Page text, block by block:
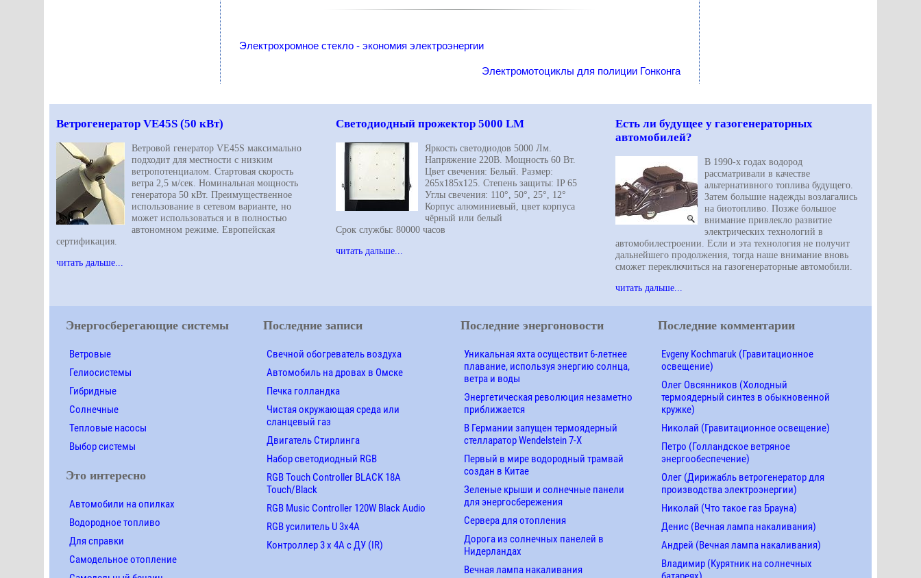
Электрохромное стекло - экономия электроэнергии
Электромотоциклы для полиции Гонконга
Ветрогенератор VE45S (50 кВт)
Ветровой генератор VE45S максимально
подходит для местности с низким
ветропотенциалом. Стартовая скорость
ветра 2,5 м/сек. Номинальная мощность
генератора 50 кВт. Преимущественное
использование в сетевом варианте, но
может использоваться и в полностью
автономном режиме. Европейская
сертификация.
читать дальше...
Светодиодный прожектор 5000 LM
Яркость светодиодов 5000 Лм.
Напряжение 220В. Мощность 60 Вт.
Цвет свечения: Белый. Размер:
265х185х125. Степень защиты: IP 65
Углы свечения: 110°, 50°, 25°, 12°
Корпус алюминиевый, цвет корпуса
чёрный или белый
Срок службы: 80000 часов
читать дальше...
Есть ли будущее у газогенераторных
автомобилей?
В 1990-х годах водород
рассматривали в качестве
альтернативного топлива будущего.
Затем большие надежды возлагались
на биотопливо. Позже большое
внимание привлекло развитие
электрических технологий в
автомобилестроении. Если и эта технология не получит
дальнейшего продолжения, тогда наше внимание вновь
сможет переключиться на газогенераторные автомобили.
читать дальше...
Энергосберегающие системы
Ветровые
Гелиосистемы
Гибридные
Солнечные
Тепловые насосы
Выбор системы
Это интересно
Автомобили на опилках
Водородное топливо
Для справки
Самодельное отопление
Последние записи
Свечной обогреватель воздуха
Автомобиль на дровах в Омске
Печка голландка
Чистая окружающая среда или
сланцевый газ
Двигатель Стирлинга
Набор светодиодный RGB
RGB Touch Controller BLACK 18A
Touch/Black
RGB Music Controller 120W Black Audio
RGB усилитель U 3х4A
Контроллер 3 х 4А с ДУ (IR)
Последние энергоновости
Уникальная яхта осуществит 6-летнее
плавание, используя энергию солнца,
ветра и воды
Энергетическая революция незаметно
приближается
В Германии запущен термоядерный
стелларатор Wendelstein 7-X
Первый в мире водородный трамвай
создан в Китае
Зеленые крыши и солнечные панели
для энергосбережения
Сервера для отопления
Дорога из солнечных панелей в
Нидерландах
Вечная лампа накаливания
Последние комментарии
Evgeny Kochmaruk (Гравитационное
освещение)
Олег Овсянников (Холодный
термоядерный синтез в обыкновенной
кружке)
Николай (Гравитационное освещение)
Петро (Голландское ветряное
энергообеспечение)
Олег (Дирижабль ветрогенератор для
производства электроэнергии)
Николай (Что такое газ Брауна)
Денис (Вечная лампа накаливания)
Андрей (Вечная лампа накаливания)
Владимир (Курятник на солнечных